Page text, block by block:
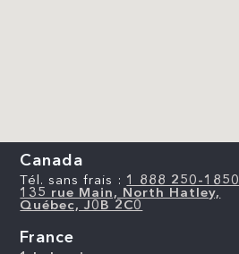
Canada
Tél. sans frais : 1 888 250-1850
135 rue Main, North Hatley,
Québec, J0B 2C0
France